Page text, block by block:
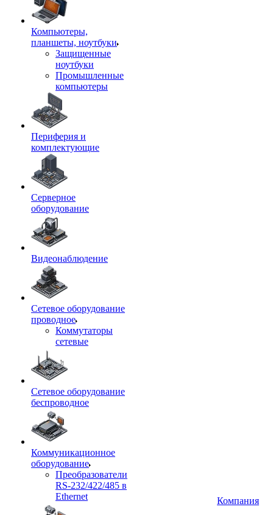
Компьютеры,
планшеты, ноутбуки
Защищенные
ноутбуки
Промышленные
компьютеры
Периферия и
комплектующие
Серверное
оборудование
Видеонаблюдение
Сетевое оборудование
проводное
Коммутаторы
сетевые
Сетевое оборудование
беспроводное
Коммуникационное
оборудование
Преобразователи
RS-232/422/485 в
Ethernet
Компания